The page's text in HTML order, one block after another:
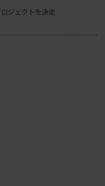
ジェクトを決定